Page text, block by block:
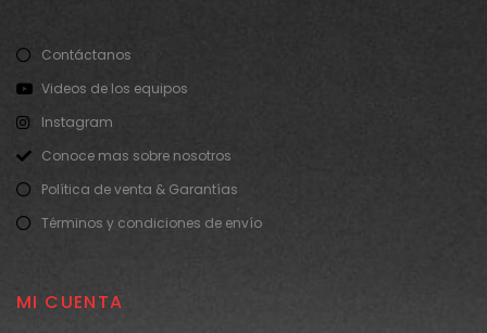
Contáctanos
Videos de los equipos
Instagram
Conoce mas sobre nosotros
Política de venta & Garantías
Términos y condiciones de envío
MI CUENTA